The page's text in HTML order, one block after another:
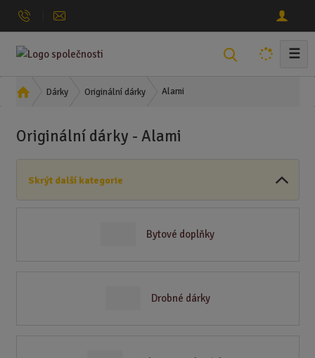
☰
Ú
d
s
Dárky Originální dárky Alami
Originální dárky - Alami
Skrýt další kategorie
Bytové doplňky
Drobné dárky